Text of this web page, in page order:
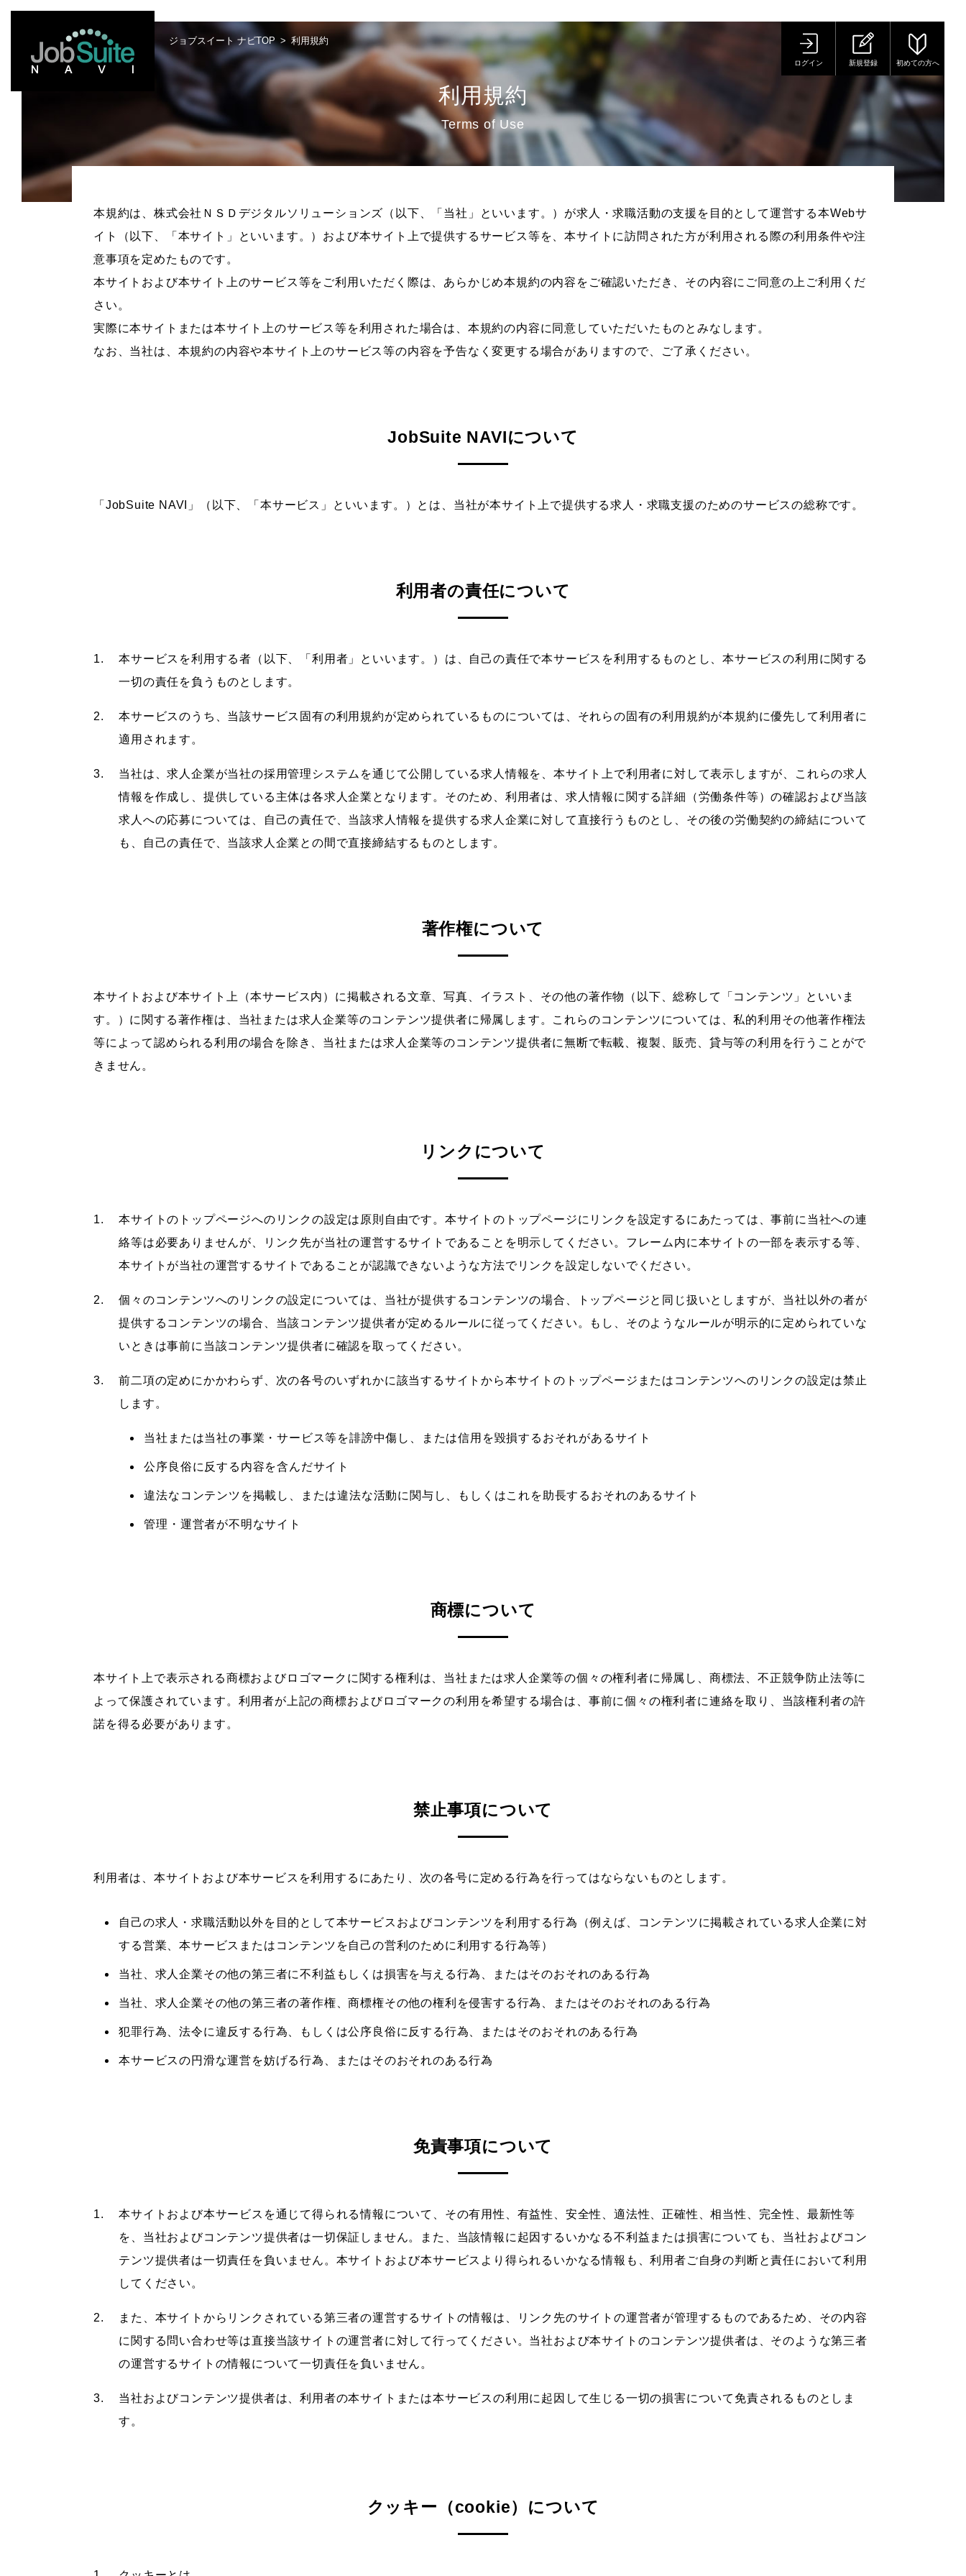
ログイン 新規登録 初めての方へ
ジョブスイート ナビTOP 利用規約
利用規約
Terms of Use
本規約は、株式会社ＮＳＤデジタルソリューションズ（以下、「当社」といいます。）が求人・求職活動の支援を目的として運営する本Webサ
イト（以下、「本サイト」といいます。）および本サイト上で提供するサービス等を、本サイトに訪問された方が利用される際の利用条件や注
意事項を定めたものです。
本サイトおよび本サイト上のサービス等をご利用いただく際は、あらかじめ本規約の内容をご確認いただき、その内容にご同意の上ご利用くだ
さい。
実際に本サイトまたは本サイト上のサービス等を利用された場合は、本規約の内容に同意していただいたものとみなします。
なお、当社は、本規約の内容や本サイト上のサービス等の内容を予告なく変更する場合がありますので、ご了承ください。
JobSuite NAVIについて
「JobSuite NAVI」（以下、「本サービス」といいます。）とは、当社が本サイト上で提供する求人・求職支援のためのサービスの総称です。
利用者の責任について
本サービスを利用する者（以下、「利用者」といいます。）は、自己の責任で本サービスを利用するものとし、本サービスの利用に関する
一切の責任を負うものとします。
本サービスのうち、当該サービス固有の利用規約が定められているものについては、それらの固有の利用規約が本規約に優先して利用者に
適用されます。
当社は、求人企業が当社の採用管理システムを通じて公開している求人情報を、本サイト上で利用者に対して表示しますが、これらの求人
情報を作成し、提供している主体は各求人企業となります。そのため、利用者は、求人情報に関する詳細（労働条件等）の確認および当該
求人への応募については、自己の責任で、当該求人情報を提供する求人企業に対して直接行うものとし、その後の労働契約の締結について
も、自己の責任で、当該求人企業との間で直接締結するものとします。
著作権について
本サイトおよび本サイト上（本サービス内）に掲載される文章、写真、イラスト、その他の著作物（以下、総称して「コンテンツ」といいま
す。）に関する著作権は、当社または求人企業等のコンテンツ提供者に帰属します。これらのコンテンツについては、私的利用その他著作権法
等によって認められる利用の場合を除き、当社または求人企業等のコンテンツ提供者に無断で転載、複製、販売、貸与等の利用を行うことがで
きません。
リンクについて
本サイトのトップページへのリンクの設定は原則自由です。本サイトのトップページにリンクを設定するにあたっては、事前に当社への連
絡等は必要ありませんが、リンク先が当社の運営するサイトであることを明示してください。フレーム内に本サイトの一部を表示する等、
本サイトが当社の運営するサイトであることが認識できないような方法でリンクを設定しないでください。
個々のコンテンツへのリンクの設定については、当社が提供するコンテンツの場合、トップページと同じ扱いとしますが、当社以外の者が
提供するコンテンツの場合、当該コンテンツ提供者が定めるルールに従ってください。もし、そのようなルールが明示的に定められていな
いときは事前に当該コンテンツ提供者に確認を取ってください。
前二項の定めにかかわらず、次の各号のいずれかに該当するサイトから本サイトのトップページまたはコンテンツへのリンクの設定は禁止
します。
当社または当社の事業・サービス等を誹謗中傷し、または信用を毀損するおそれがあるサイト
公序良俗に反する内容を含んだサイト
違法なコンテンツを掲載し、または違法な活動に関与し、もしくはこれを助長するおそれのあるサイト
管理・運営者が不明なサイト
商標について
本サイト上で表示される商標およびロゴマークに関する権利は、当社または求人企業等の個々の権利者に帰属し、商標法、不正競争防止法等に
よって保護されています。利用者が上記の商標およびロゴマークの利用を希望する場合は、事前に個々の権利者に連絡を取り、当該権利者の許
諾を得る必要があります。
禁止事項について
利用者は、本サイトおよび本サービスを利用するにあたり、次の各号に定める行為を行ってはならないものとします。
自己の求人・求職活動以外を目的として本サービスおよびコンテンツを利用する行為（例えば、コンテンツに掲載されている求人企業に対
する営業、本サービスまたはコンテンツを自己の営利のために利用する行為等）
当社、求人企業その他の第三者に不利益もしくは損害を与える行為、またはそのおそれのある行為
当社、求人企業その他の第三者の著作権、商標権その他の権利を侵害する行為、またはそのおそれのある行為
犯罪行為、法令に違反する行為、もしくは公序良俗に反する行為、またはそのおそれのある行為
本サービスの円滑な運営を妨げる行為、またはそのおそれのある行為
免責事項について
本サイトおよび本サービスを通じて得られる情報について、その有用性、有益性、安全性、適法性、正確性、相当性、完全性、最新性等
を、当社およびコンテンツ提供者は一切保証しません。また、当該情報に起因するいかなる不利益または損害についても、当社およびコン
テンツ提供者は一切責任を負いません。本サイトおよび本サービスより得られるいかなる情報も、利用者ご自身の判断と責任において利用
してください。
また、本サイトからリンクされている第三者の運営するサイトの情報は、リンク先のサイトの運営者が管理するものであるため、その内容
に関する問い合わせ等は直接当該サイトの運営者に対して行ってください。当社および本サイトのコンテンツ提供者は、そのような第三者
の運営するサイトの情報について一切責任を負いません。
当社およびコンテンツ提供者は、利用者の本サイトまたは本サービスの利用に起因して生じる一切の損害について免責されるものとしま
す。
クッキー（cookie）について